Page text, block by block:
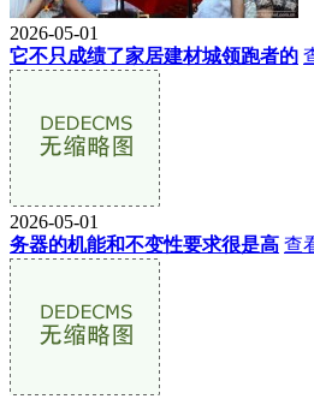
2026-05-01
它不只成绩了家居建材城领跑者的
2026-05-01
务器的机能和不变性要求很是高 查